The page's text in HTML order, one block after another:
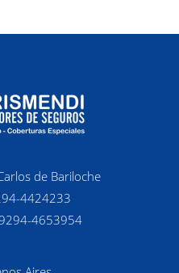
de Bariloche
4424233
4653954